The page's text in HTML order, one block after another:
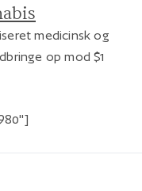
medicinsk og
op mod $1